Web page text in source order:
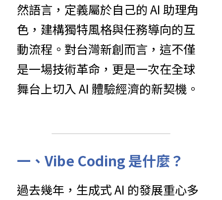
然語言，定義屬於自己的 AI 助理角
色，建構獨特風格與任務導向的互
動流程。對台灣新創而言，這不僅
是一場技術革命，更是一次在全球
舞台上切入 AI 體驗經濟的新契機。
一、Vibe Coding 是什麼？
過去幾年，生成式 AI 的發展重心多